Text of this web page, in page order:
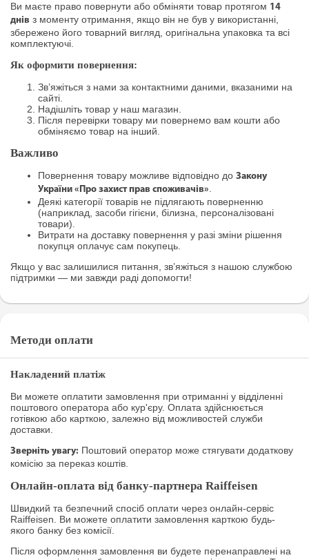
Ви маєте право повернути або обміняти товар протягом 14
днів з моменту отримання, якщо він не був у використанні,
збережено його товарний вигляд, оригінальна упаковка та всі
комплектуючі.
Як оформити повернення:
Зв’яжіться з нами за контактними даними, вказаними на
сайті.
Надішліть товар у наш магазин.
Після перевірки товару ми повернемо вам кошти або
обміняємо товар на інший.
Важливо
Повернення товару можливе відповідно до Закону
України «Про захист прав споживачів».
Деякі категорії товарів не підлягають поверненню
(наприклад, засоби гігієни, білизна, персоналізовані
товари).
Витрати на доставку повернення у разі зміни рішення
покупця оплачує сам покупець.
Якщо у вас залишилися питання, зв’яжіться з нашою службою
підтримки — ми завжди раді допомогти!
Методи оплати
Накладений платіж
Ви можете оплатити замовлення при отриманні у відділенні
поштового оператора або кур'єру. Оплата здійснюється
готівкою або карткою, залежно від можливостей служби
доставки.
Зверніть увагу: Поштовий оператор може стягувати додаткову
комісію за переказ коштів.
Онлайн-оплата від банку-партнера Raiffeisen
Швидкий та безпечний спосіб оплати через онлайн-сервіс
Raiffeisen. Ви можете оплатити замовлення карткою будь-
якого банку без комісії.
Після оформлення замовлення ви будете перенаправлені на